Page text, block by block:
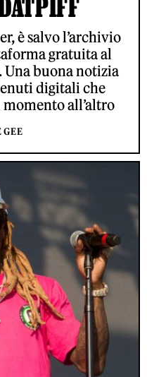
è salvo l’archivio
gratuita al
buona notizia
digitali che
all’altro
GEE